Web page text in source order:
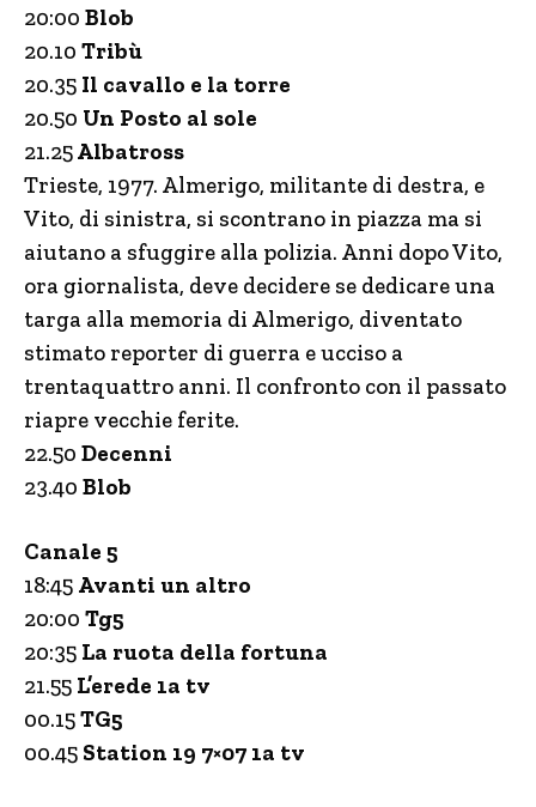
20:00 Blob
20.10 Tribù
20.35 Il cavallo e la torre
20.50 Un Posto al sole
21.25Albatross
Trieste, 1977. Almerigo, militante di destra, e
Vito, di sinistra, si scontrano in piazza ma si
aiutano a sfuggire alla polizia. Anni dopo Vito,
ora giornalista, deve decidere se dedicare una
targa alla memoria di Almerigo, diventato
stimato reporter di guerra e ucciso a
trentaquattro anni. Il confronto con il passato
riapre vecchie ferite.
22.50 Decenni
23.40 Blob
Canale 5
18:45 Avanti un altro
20:00 Tg5
20:35 La ruota della fortuna
21.55 L’erede 1a tv
00.15TG5
00.45 Station 19 7×07 1a tv